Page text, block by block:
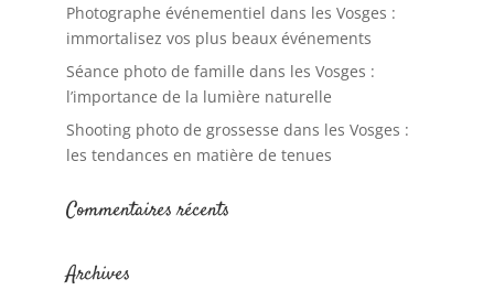
Photographe événementiel dans les Vosges :
immortalisez vos plus beaux événements
Séance photo de famille dans les Vosges :
l’importance de la lumière naturelle
Shooting photo de grossesse dans les Vosges :
les tendances en matière de tenues
Commentaires récents
Archives